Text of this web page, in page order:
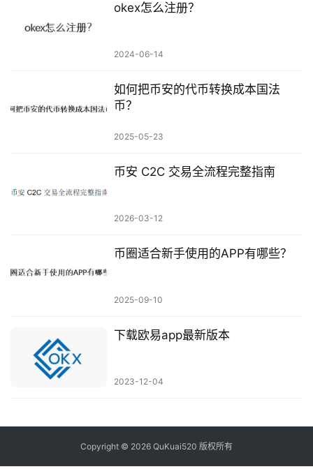
okex怎么注册？
2024-06-14
如何把币安的代币转换成本国法
币？
2025-05-23
币安 C2C 交易全流程完整指南
2026-03-12
币圈适合新手使用的APP有哪些？
2025-09-10
下载欧易app最新版本
2023-12-04
Copyright © 2026 QuKuai520 版权所有